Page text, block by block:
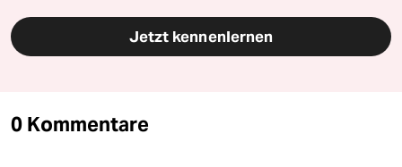
Jetzt kennenlernen
0 Kommentare